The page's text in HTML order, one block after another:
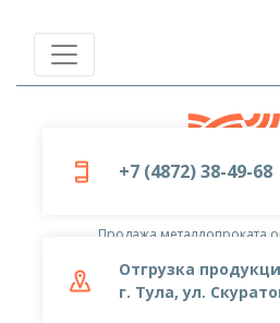
+7 (4872) 38-49-68
Отгрузка
г. Тула, ул.
Продажа металлопроката